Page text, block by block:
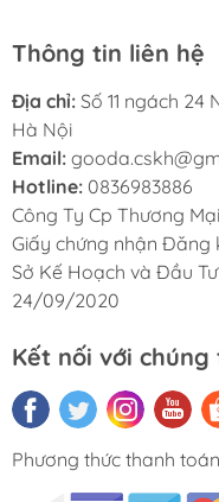
Thông tin liên hệ
Địa chỉ: Số 11 ngách 24
Hà Nội
Email:
Hotline: 0836983886
Công Ty Cp Thương
Giấy chứng nhận Đăng
Sở Kế Hoạch và Đầu
24/09/2020
Kết nối với chúng
Phương thức thanh toán